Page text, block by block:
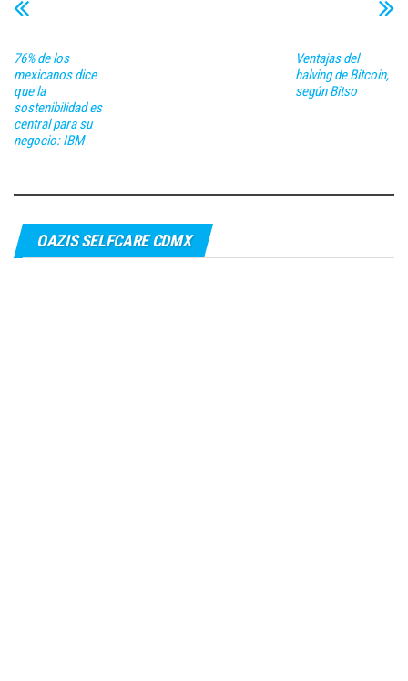
76% de los
mexicanos dice
que la
sostenibilidad es
central para su
negocio: IBM
Ventajas del
halving de Bitcoin,
según Bitso
OAZIS SELFCARE CDMX